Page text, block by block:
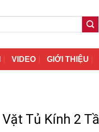
VIDEO GIỚI THIỆU
Tủ Kính 2